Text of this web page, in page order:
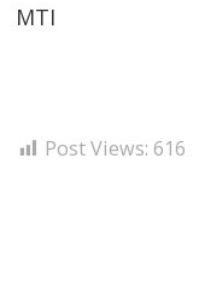
MTI
Post Views: 616